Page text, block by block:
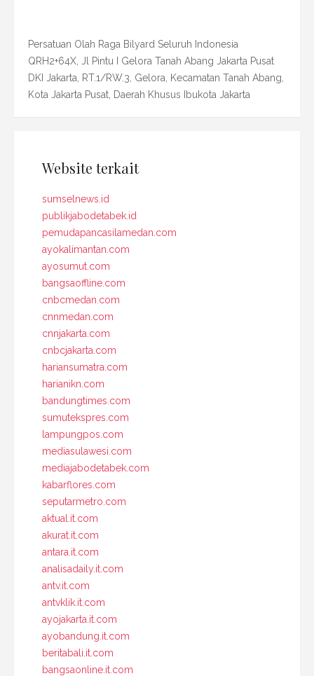
Persatuan Olah Raga Bilyard Seluruh Indonesia
QRH2+64X, Jl Pintu I Gelora Tanah Abang Jakarta Pusat
DKI Jakarta, RT.1/RW.3, Gelora, Kecamatan Tanah Abang,
Kota Jakarta Pusat, Daerah Khusus Ibukota Jakarta
Website terkait
sumselnews.id
publikjabodetabek.id
pemudapancasilamedan.com
ayokalimantan.com
ayosumut.com
bangsaoffline.com
cnbcmedan.com
cnnmedan.com
cnnjakarta.com
cnbcjakarta.com
hariansumatra.com
harianikn.com
bandungtimes.com
sumutekspres.com
lampungpos.com
mediasulawesi.com
mediajabodetabek.com
kabarflores.com
seputarmetro.com
aktual.it.com
akurat.it.com
antara.it.com
analisadaily.it.com
antv.it.com
antvklik.it.com
ayojakarta.it.com
ayobandung.it.com
beritabali.it.com
bangsaonline.it.com